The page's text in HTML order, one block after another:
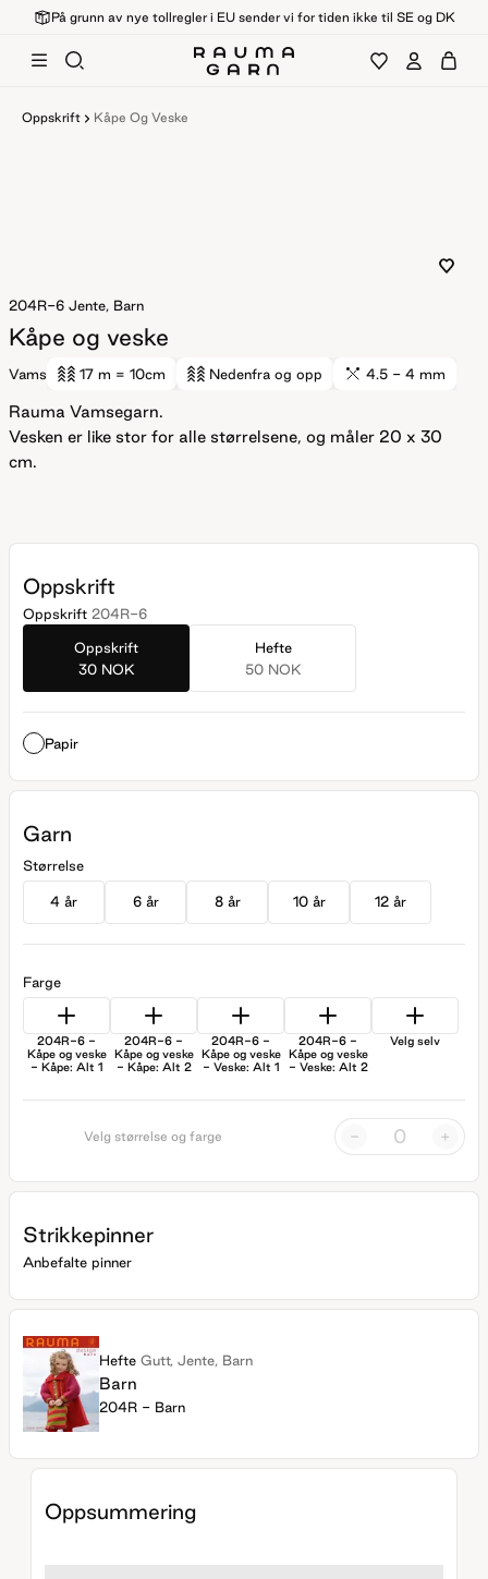
På grunn av nye tollregler i EU sender vi for tiden ikke til SE og DK
Oppskrift Kåpe Og Veske
204R-6 Jente, Barn
Kåpe og veske
Vams 17 m = 10cm Nedenfra og opp 4.5 - 4 mm
Rauma Vamsegarn.
Vesken er like stor for alle størrelsene, og måler 20 x 30
cm.
Oppskrift
Oppskrift 204R-6
Oppskrift
30 NOK
Hefte
50 NOK
Papir
Garn
Størrelse
4 år 6 år 8 år 10 år 12 år
Farge
204R-6 -
Kåpe og veske
- Kåpe: Alt 1
204R-6 -
Kåpe og veske
- Kåpe: Alt 2
204R-6 -
Kåpe og veske
- Veske: Alt 1
204R-6 -
Kåpe og veske
- Veske: Alt 2
Velg selv
Velg størrelse og farge - +
Strikkepinner
Anbefalte pinner
Hefte Gutt, Jente, Barn
Barn
204R - Barn
Oppsummering